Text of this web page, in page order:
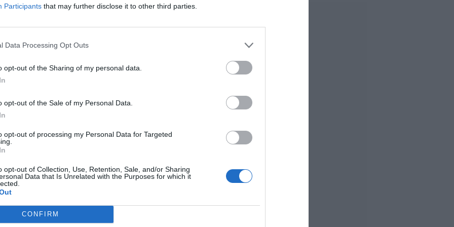
Participants that may further disclose it to other third parties.
Data Processing Opt Outs
opt-out of the Sharing of my personal data.
opt-out of the Sale of my Personal Data.
opt-out of processing my Personal Data for Targeted
opt-out of Collection, Use, Retention, Sale, and/or Sharing
Data that Is Unrelated with the Purposes for which it
CONFIRM
Pérez Llorca ha condenado las pinturas
PP en Finestrat, ha dicho "en democracia
todos los partidos que sí creen en la
es una "lástima que se produzcan estos
donde la mayoría de las cosas que
señalado y ha explicado que el PP tiene
con la oposición".
que hay en el municipio y que debería